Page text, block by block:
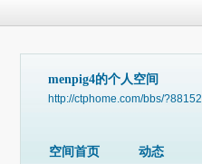
menpig4的个人空间
http://ctphome.com/bbs/?88152
空间首页 动态